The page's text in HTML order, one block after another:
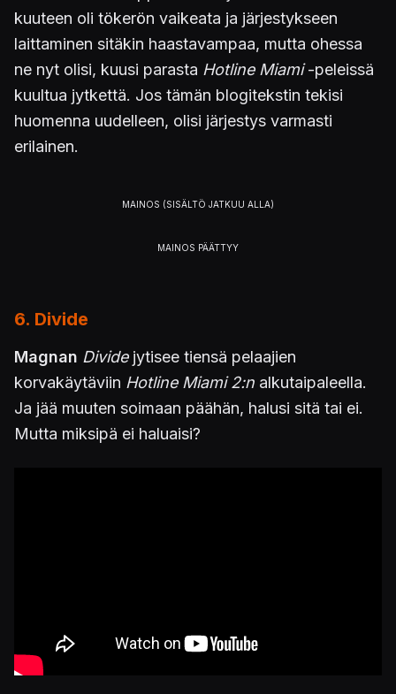
kuuteen oli tökerön vaikeata ja järjestykseen
laittaminen sitäkin haastavampaa, mutta ohessa
ne nyt olisi, kuusi parasta Hotline Miami-peleissä
kuultua jytkettä. Jos tämän blogitekstin tekisi
huomenna uudelleen, olisi järjestys varmasti
erilainen.
6. Divide
Magnan Dividejytisee tiensä pelaajien
korvakäytäviin Hotline Miami 2:n alkutaipaleella.
Ja jää muuten soimaan päähän, halusi sitä tai ei.
Mutta miksipä ei haluaisi?